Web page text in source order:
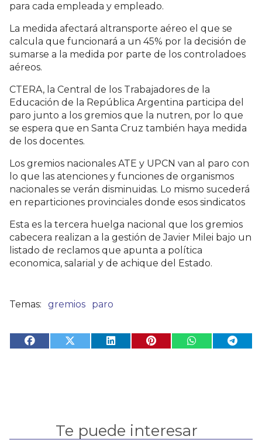
para cada empleada y empleado.
La medida afectará altransporte aéreo el que se
calcula que funcionará a un 45% por la decisión de
sumarse a la medida por parte de los controladoes
aéreos.
CTERA, la Central de los Trabajadores de la
Educación de la República Argentina participa del
paro junto a los gremios que la nutren, por lo que
se espera que en Santa Cruz también haya medida
de los docentes.
Los gremios nacionales ATE y UPCN van al paro con
lo que las atenciones y funciones de organismos
nacionales se verán disminuidas. Lo mismo sucederá
en reparticiones provinciales donde esos sindicatos
Esta es la tercera huelga nacional que los gremios
cabecera realizan a la gestión de Javier Milei bajo un
listado de reclamos que apunta a política
economica, salarial y de achique del Estado.
gremios paro
Te puede interesar